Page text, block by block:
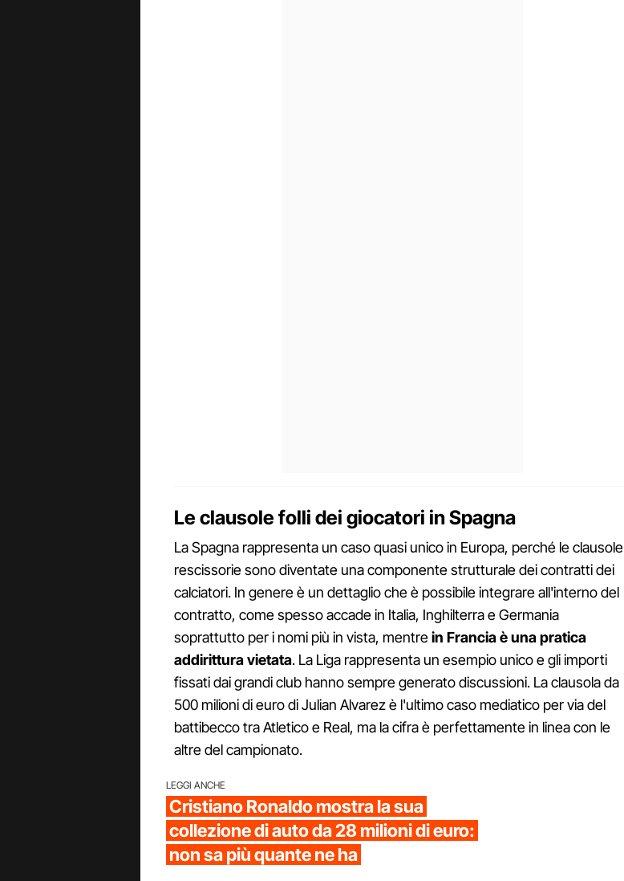
Le clausole folli dei giocatori in Spagna
La Spagna rappresenta un caso quasi unico in Europa, perché le clausole
rescissorie sono diventate una componente strutturale dei contratti dei
calciatori. In genere è un dettaglio che è possibile integrare all'interno del
contratto, come spesso accade in Italia, Inghilterra e Germania
soprattutto per i nomi più in vista, mentrein Francia è una pratica
addirittura vietata. La Liga rappresenta un esempio unico e gli importi
fissati dai grandi club hanno sempre generato discussioni. La clausola da
500 milioni di euro di Julian Alvarez è l'ultimo caso mediatico per via del
battibecco tra Atletico e Real, ma la cifra è perfettamente in linea con le
altre del campionato.
LEGGI ANCHE
Cristiano Ronaldo mostra la sua
collezione di auto da 28 milioni di euro:
non sa più quante ne ha